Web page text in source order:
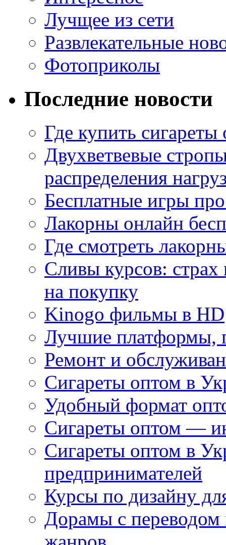
Лучщее из сети
Развлекательные
Фотоприколы
Последние новости
Где купить
Двухветвевые
распределения
Бесплатные игры
Лакорны онлайн
Где смотреть
Сливы курсов:
на покупку
Kinogo фильмы в HD
Лучшие платформы,
Ремонт и
Сигареты оптом в
Удобный формат
Сигареты оптом —
Сигареты оптом в
предпринимателей
Курсы по дизайну
Дорамы с переводом